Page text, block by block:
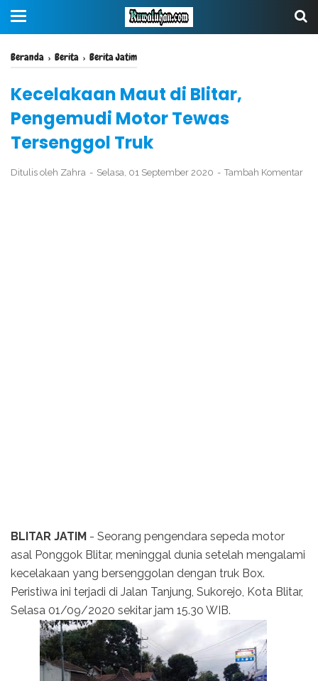
Beranda › Berita › Berita Jatim
Kecelakaan Maut di Blitar,
Pengemudi Motor Tewas
Tersenggol Truk
Ditulis oleh Zahra Selasa, 01 September 2020 Tambah Komentar
BLITAR JATIM - Seorang pengendara sepeda motor
asal Ponggok Blitar, meninggal dunia setelah mengalami
kecelakaan yang bersenggolan dengan truk Box.
Peristiwa ini terjadi di Jalan Tanjung, Sukorejo, Kota Blitar,
Selasa 01/09/2020 sekitar jam 15.30 WIB.